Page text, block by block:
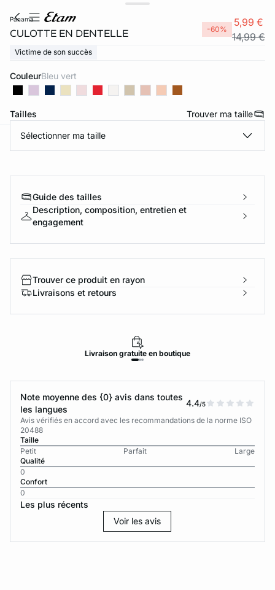
panama
CULOTTE EN DENTELLE -60%
5,99 €
14,99 €
Victime de son succès
Couleur bleu vert
Tailles Trouver ma taille
Sélectionner ma taille
Guide des tailles
Description, composition, entretien et
engagement
Trouver ce produit en rayon
Livraisons et retours
Livraison gratuite en boutique
Note moyenne des {0} avis dans toutes
les langues
4.4/5
Avis vérifiés en accord avec les recommandations de la norme ISO
20488
Taille
Petit
Parfait
Large
Qualité
0
Confort
0
Les plus récents
Voir les avis